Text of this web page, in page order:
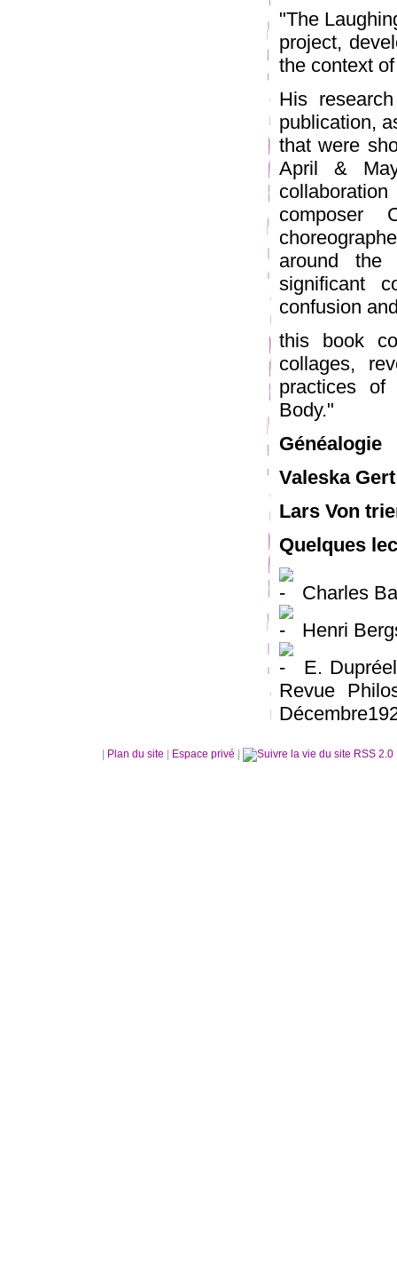
"The
project,
the context
His
publication,
that were
April &
composer
around
significant
confusion
this book
collages,
practices
Body."
Généalogie
Valeska Gert
Lars Von
Quelques
Charles
Henri
E.
Revue
Plan du site Espace privé RSS 2.0